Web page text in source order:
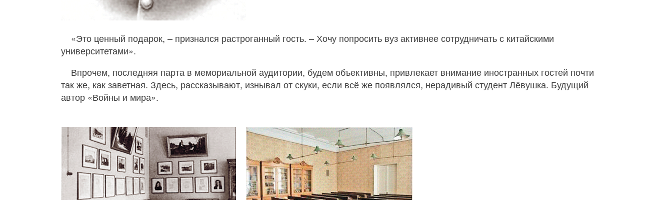
«Это ценный подарок, – признался растроганный гость. – Хочу попросить вуз активнее сотрудничать с китайскими
университетами».
Впрочем, последняя парта в мемориальной аудитории, будем объективны, привлекает внимание иностранных гостей почти
так же, как заветная. Здесь, рассказывают, изнывал от скуки, если всё же появлялся, нерадивый студент Лёвушка. Будущий
автор «Войны и мира».